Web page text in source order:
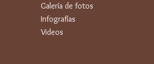
Galería de fotos
Infografías
Videos